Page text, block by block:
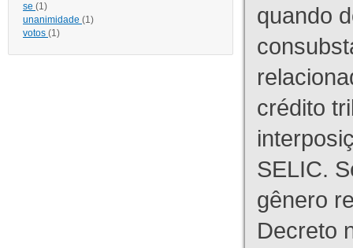
se (1)
unanimidade (1)
votos (1)
quando
crédito
SELIC.
gênero
Decreto